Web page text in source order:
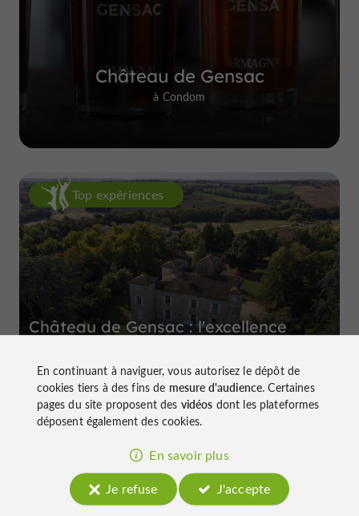
Château de Gensac
à Condom
Top expériences
Château de Gensac : l'excellence
depuis le XIIIe siècle
En continuant à naviguer, vous autorisez le dépôt de
cookies tiers à des fins de mesure d'audience. Certaines
pages du site proposent des vidéos dont les plateformes
déposent également des cookies.
En savoir plus
Je refuse
J'accepte